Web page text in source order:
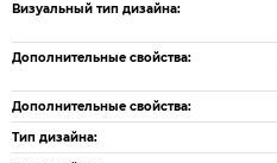
Визуальный тип дизайна:
Дополнительные свойства:
Дополнительные свойства:
Тип дизайна: